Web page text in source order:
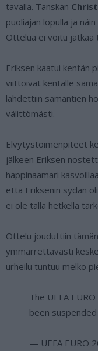
tavalla. Tanskan
puoliajan lopulla ja
Ottelua ei voitu jatkaa
Eriksen kaatui kentän
viittoivat kentälle
lähdettiin samantien
välittömästi.
Elvytystoimenpiteet
jälkeen Eriksen
happinaamari
että Eriksenin sydän
ei ole tällä hetkellä
Ottelu jouduttiin
ymmärrettävästi
urheilu tuntuu melko
The UEFA
been
— UEFA EURO